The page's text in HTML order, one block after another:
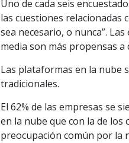
Uno de cada seis
las cuestiones relacionadas
sea necesario, o nunca”.
media son más propensas
Las plataformas en la nube
tradicionales.
El 62% de las empresas se
en la nube que con la de los
preocupación común por la